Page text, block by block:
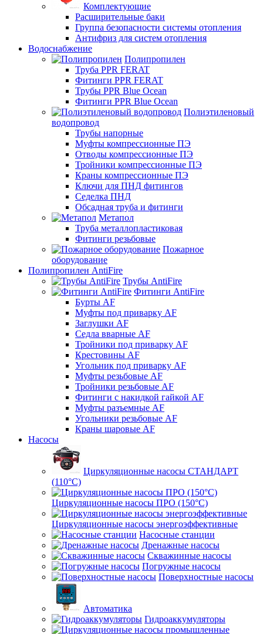
Комплектующие
Расширительные баки
Группа безопасности системы отопления
Антифриз для систем отопления
Водоснабжение
Полипропилен
Труба PPR FERAT
Фитинги PPR FERAT
Трубы PPR Blue Ocean
Фитинги PPR Blue Ocean
Полиэтиленовый
водопровод
Трубы напорные
Муфты компрессионные ПЭ
Отводы компрессионные ПЭ
Тройники компрессионные ПЭ
Краны компрессионные ПЭ
Ключи для ПНД фитингов
Седелка ПНД
Обсадная труба и фитинги
Метапол
Труба металлопластиковая
Фитинги резьбовые
Пожарное
оборудование
Полипропилен AntiFire
Трубы AntiFire
Фитинги AntiFire
Бурты AF
Муфты под приварку AF
Заглушки AF
Седла вварные AF
Тройники под приварку AF
Крестовины AF
Угольник под приварку AF
Муфты резьбовые AF
Тройники резьбовые AF
Фитинги с накидкой гайкой AF
Муфты разъемные AF
Угольники резьбовые AF
Краны шаровые AF
Насосы
Циркуляционные насосы СТАНДАРТ
(110°C)
Циркуляционные насосы ПРО (150°C)
Циркуляционные насосы энергоэффективные
Насосные станции
Дренажные насосы
Скважинные насосы
Погружные насосы
Поверхностные насосы
Автоматика
Гидроаккумуляторы